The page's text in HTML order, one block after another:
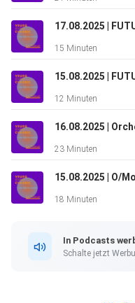
15 Minuten
12 Minuten
23 Minuten
18 Minuten
In Podcasts
Schalte jetzt